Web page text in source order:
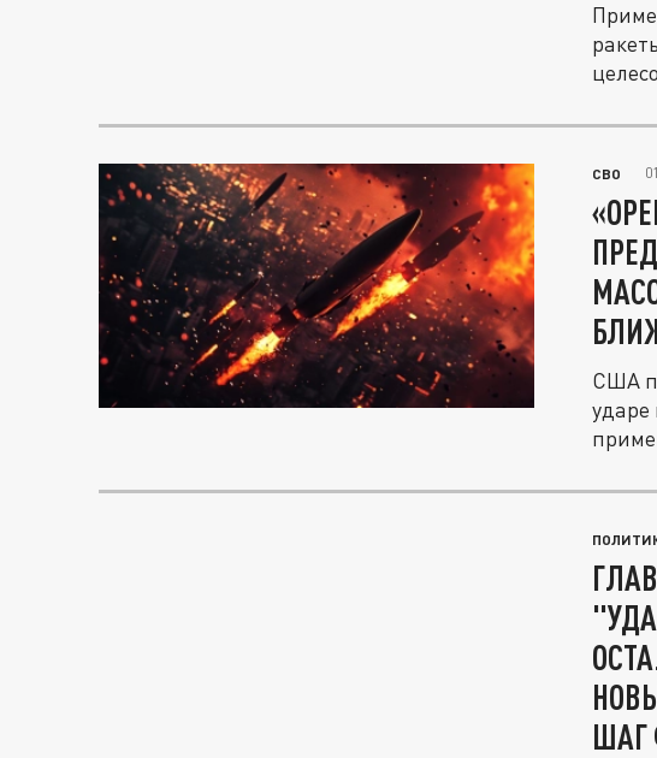
СВО
США
ШАГ